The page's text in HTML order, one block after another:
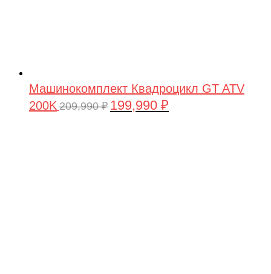
Машинокомплект Квадроцикл GT ATV
200K 209,990₽ Первоначальная
199,990 ₽